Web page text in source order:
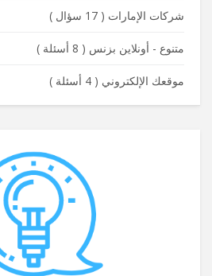
شركات الإمارات ( 17 سؤال )
متنوع - أونلاين بزنس ( 8 أسئلة )
موقعك الإلكتروني ( 4 أسئلة )